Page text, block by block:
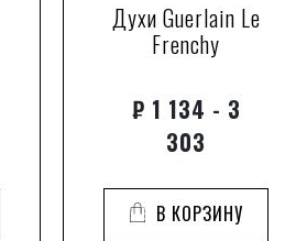
Духи Guerlain Le
Frenchy
₽ 1 134 - 3
303
В КОРЗИНУ